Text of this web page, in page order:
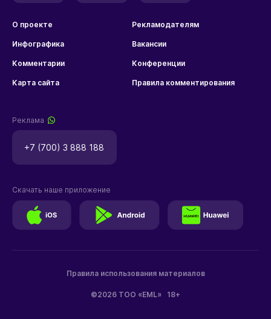
О проекте Рекламодателям
Инфографика Вакансии
Комментарии Конференции
Карта сайта Правила комментирования
Реклама
+7 (700) 3 888 188
©2026 ТОО «EML» 18+
Правила использования материалов
Скачать наше приложение